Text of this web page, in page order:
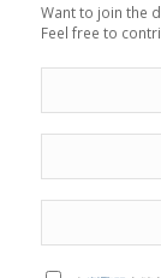
Want to join the
Feel free to